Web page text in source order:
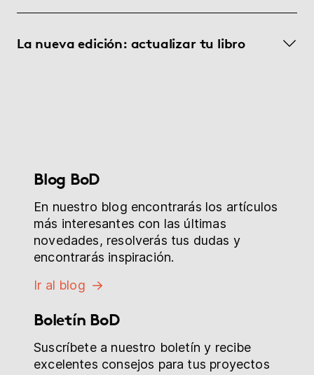
La nueva edición: actualizar tu libro
Blog BoD
En nuestro blog encontrarás los artículos
más interesantes con las últimas
novedades, resolverás tus dudas y
encontrarás inspiración.
Ir al blog
Boletín BoD
Suscríbete a nuestro boletín y recibe
excelentes consejos para tus proyectos